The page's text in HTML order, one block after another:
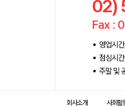
02)
Fax :
영업시
점심시
주말 및
회사소개 사회활